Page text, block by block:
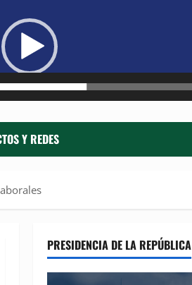
Y REDES
PRESIDENCIA DE LA REPÚBLICA